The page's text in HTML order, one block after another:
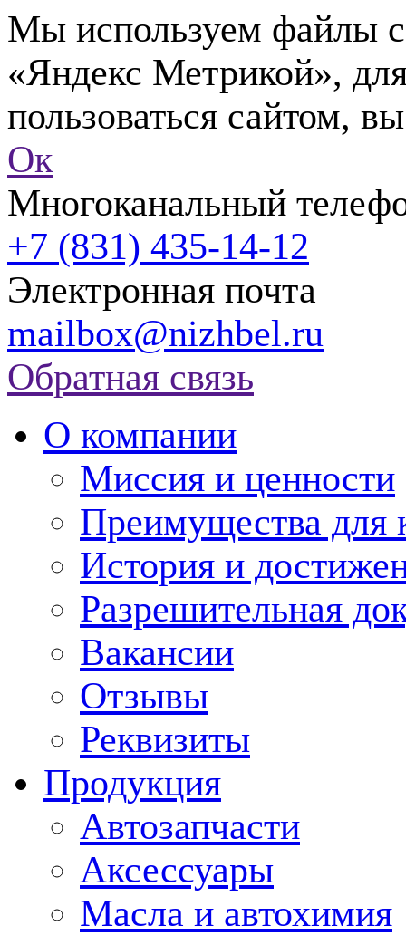
Мы используем файлы
«Яндекс Метрикой»,
пользоваться сайтом,
Ок
Многоканальный
+7 (831) 435-14-12
Электронная почта
mailbox@nizhbel.ru
Обратная связь
О компании
Миссия и ценности
Преимущества для
История и
Разрешительная
Вакансии
Отзывы
Реквизиты
Продукция
Автозапчасти
Аксессуары
Масла и автохимия